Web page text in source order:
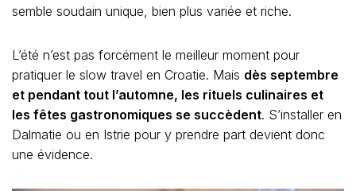
semble soudain unique, bien plus variée et riche.
L’été n’est pas forcément le meilleur moment pour
pratiquer le slow travel en Croatie. Mais dès septembre
et pendant tout l’automne, les rituels culinaires et
les fêtes gastronomiques se succèdent. S’installer en
Dalmatie ou en Istrie pour y prendre part devient donc
une évidence.